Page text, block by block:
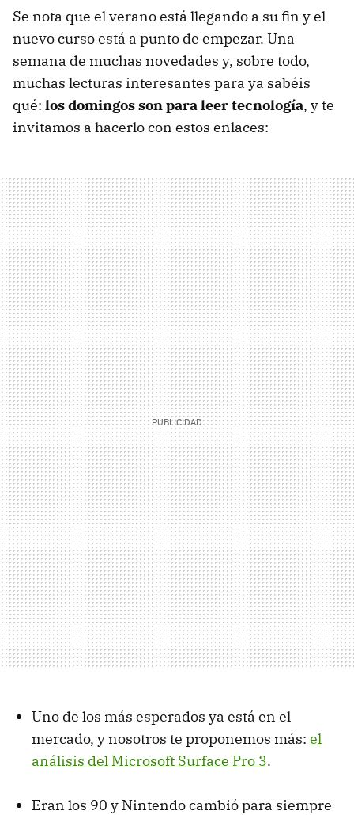
Se nota que el verano está llegando a su fin y el
nuevo curso está a punto de empezar. Una
semana de muchas novedades y, sobre todo,
muchas lecturas interesantes para ya sabéis
qué: los domingos son para leer tecnología, y te
invitamos a hacerlo con estos enlaces:
Uno de los más esperados ya está en el
mercado, y nosotros te proponemos más: el
análisis del Microsoft Surface Pro 3.
Eran los 90 y Nintendo cambió para siempre